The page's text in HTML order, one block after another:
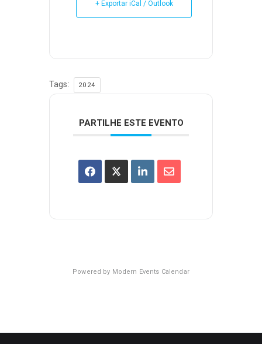
+ Exportar iCal / Outlook
Tags: 2024
PARTILHE ESTE EVENTO
Powered by Modern Events Calendar